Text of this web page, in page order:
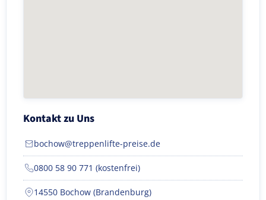
Kontakt zu Uns
bochow@treppenlifte-preise.de
0800 58 90 771 (kostenfrei)
14550 Bochow (Brandenburg)